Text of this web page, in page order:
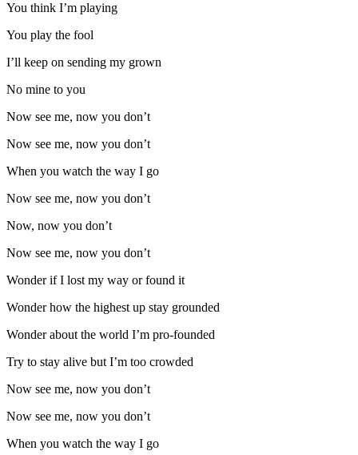
You think I’m playing
You play the fool
I’ll keep on sending my grown
No mine to you
Now see me, now you don’t
Now see me, now you don’t
When you watch the way I go
Now see me, now you don’t
Now, now you don’t
Now see me, now you don’t
Wonder if I lost my way or found it
Wonder how the highest up stay grounded
Wonder about the world I’m pro-founded
Try to stay alive but I’m too crowded
Now see me, now you don’t
Now see me, now you don’t
When you watch the way I go